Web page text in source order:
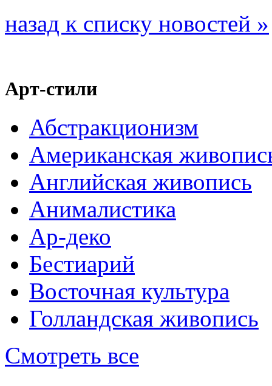
назад к списку новостей »
Арт-стили
Абстракционизм
Американская
Английская живопись
Анималистика
Ар-деко
Бестиарий
Восточная культура
Голландская живопись
Смотреть все